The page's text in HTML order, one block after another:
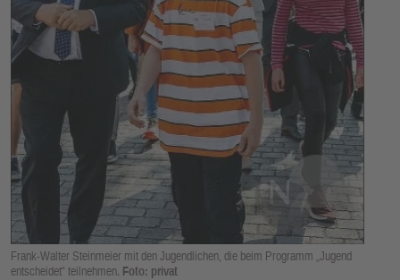
Frank-Walter Steinmeier mit den Jugendlichen, die beim Programm „Jugend
entscheidet“ teilnehmen. Foto: privat